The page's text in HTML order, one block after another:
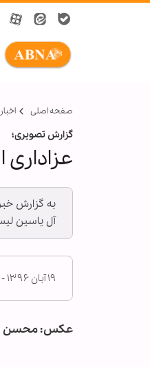
صفحه اصلی
گزارش تصویری؛
آل یاسین
۱۹ آبان ۱۳۹۶ - ۰۹:۱۵
عکس: محسن